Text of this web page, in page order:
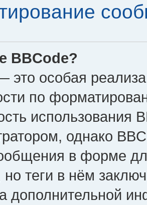
BBCode?
это особая
по
использования
однако
в форме
но теги в нём
дополнительной